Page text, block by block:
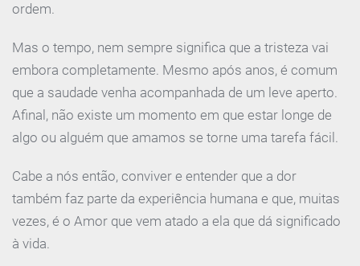
ordem.
Mas o tempo, nem sempre significa que a tristeza vai
embora completamente. Mesmo após anos, é comum
que a saudade venha acompanhada de um leve aperto.
Afinal, não existe um momento em que estar longe de
algo ou alguém que amamos se torne uma tarefa fácil.
Cabe a nós então, conviver e entender que a dor
também faz parte da experiência humana e que, muitas
vezes, é o Amor que vem atado a ela que dá significado
à vida.